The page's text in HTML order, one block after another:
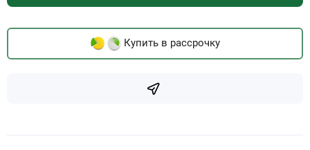
Купить в рассрочку